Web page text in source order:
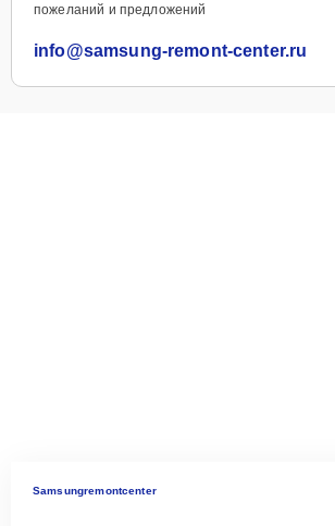
пожеланий и предложений
info@samsung-remont-center.ru
Samsungremontcenter